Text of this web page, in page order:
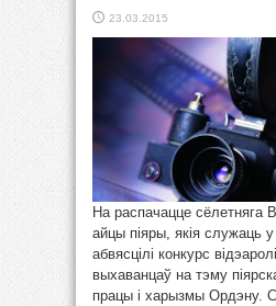
23.03.2015
На распачацце сёлетняга
айцы піяры, якія служаць у
абвясцілі конкурс
выхаванцаў на тэму
працы і харызмы Ордэну.